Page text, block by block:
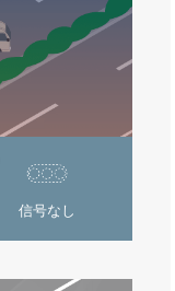
信号なし